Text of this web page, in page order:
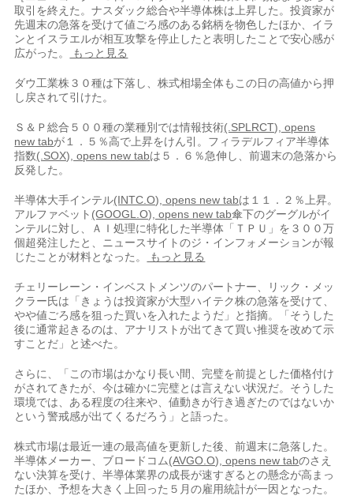
取引を終えた。ナスダック総合や半導体株は上昇した。投資家が
先週末の急落を受けて値ごろ​感のある銘柄を物色したほか、イラ
ンとイスラエルが相互攻撃を停止したと表明した‌ことで安心感が
広がった。
もっと見る
ダウ工業株３０種は下落し、株式相場全体もこの日の高値から押
し戻されて引けた。
Ｓ＆Ｐ総合５００種の業種別では情報技術(.SPLRCT), opens
new tabが１．５％高で上昇をけん引。フィラデルフィア半導体
指数(.SOX), opens new tabは５．６％急伸し、前週末の急落から
反発した。
半導体大手インテル(INTC.O), opens new tabは１１．２％上昇。
アルファベッ​ト (GOOGL.O), opens new tab傘下のグーグルがイ
ンテルに対し、ＡＩ処理に特化した半導体「ＴＰＵ」を３００万
個超発注したと、ニュースサイトの​ジ・インフォメーションが報
じたことが材料となった。
もっと見る
チェリーレーン・インベストメ⁠ンツのパートナー、リック・メッ
クラー氏は「きょうは投資家が大型ハイテク株の急落を受けて、​
やや値ごろ感を狙った買いを入れたようだ」と指摘。「そうした
後に通常起きるのは、アナリストが出てき​て買い推奨を改めて示
すことだ」と述べた。
さらに、「この市場はかなり長い間、完璧を前提とした価格付け
がされてきたが、今は確かに完璧とは言えない状況だ。そうした
環境では、ある程度の往来や、値動きが行き過ぎたのではないか
という警​戒感が出てくるだろう」と語った。
株式市場は最近一連の最高値を更新した後、前週末に急落した。
半導​体メーカー、ブロードコム(AVGO.O), opens new tabのさえ
ない決算を受け、半導体業界の成長が速すぎるとの懸念が高まっ
たほか、予想を大きく‌上回⁠った５月の雇用統計が一因となった。